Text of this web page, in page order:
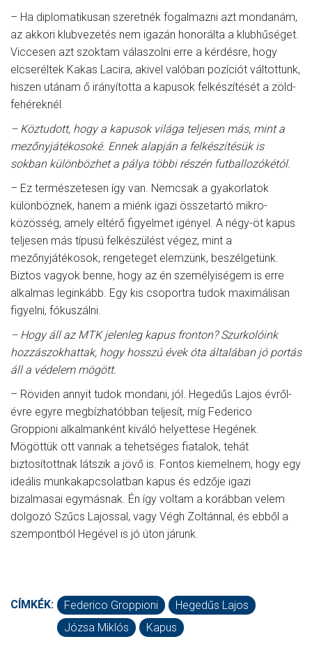
– Ha diplomatikusan szeretnék fogalmazni azt mondanám,
az akkori klubvezetés nem igazán honorálta a klubhűséget.
Viccesen azt szoktam válaszolni erre a kérdésre, hogy
elcseréltek Kakas Lacira, akivel valóban pozíciót váltottunk,
hiszen utánam ő irányította a kapusok felkészítését a zöld-
fehéreknél.
– Köztudott, hogy a kapusok világa teljesen más, mint a
mezőnyjátékosoké. Ennek alapján a felkészítésük is
sokban különbözhet a pálya többi részén futballozókétól.
– Ez természetesen így van. Nemcsak a gyakorlatok
különböznek, hanem a miénk igazi összetartó mikro-
közösség, amely eltérő figyelmet igényel. A négy-öt kapus
teljesen más típusú felkészülést végez, mint a
mezőnyjátékosok, rengeteget elemzünk, beszélgetünk.
Biztos vagyok benne, hogy az én személyiségem is erre
alkalmas leginkább. Egy kis csoportra tudok maximálisan
figyelni, fókuszálni.
– Hogy áll az MTK jelenleg kapus fronton? Szurkolóink
hozzászokhattak, hogy hosszú évek óta általában jó portás
áll a védelem mögött.
– Röviden annyit tudok mondani, jól. Hegedűs Lajos évről-
évre egyre megbízhatóbban teljesít, míg Federico
Groppioni alkalmanként kiváló helyettese Hegének.
Mögöttük ott vannak a tehetséges fiatalok, tehát
biztosítottnak látszik a jövő is. Fontos kiemelnem, hogy egy
ideális munkakapcsolatban kapus és edzője igazi
bizalmasai egymásnak. Én így voltam a korábban velem
dolgozó Szűcs Lajossal, vagy Végh Zoltánnal, és ebből a
szempontból Hegével is jó úton járunk.
CÍMKÉK: Federico Groppioni
Hegedűs Lajos
Józsa Miklós
Kapus